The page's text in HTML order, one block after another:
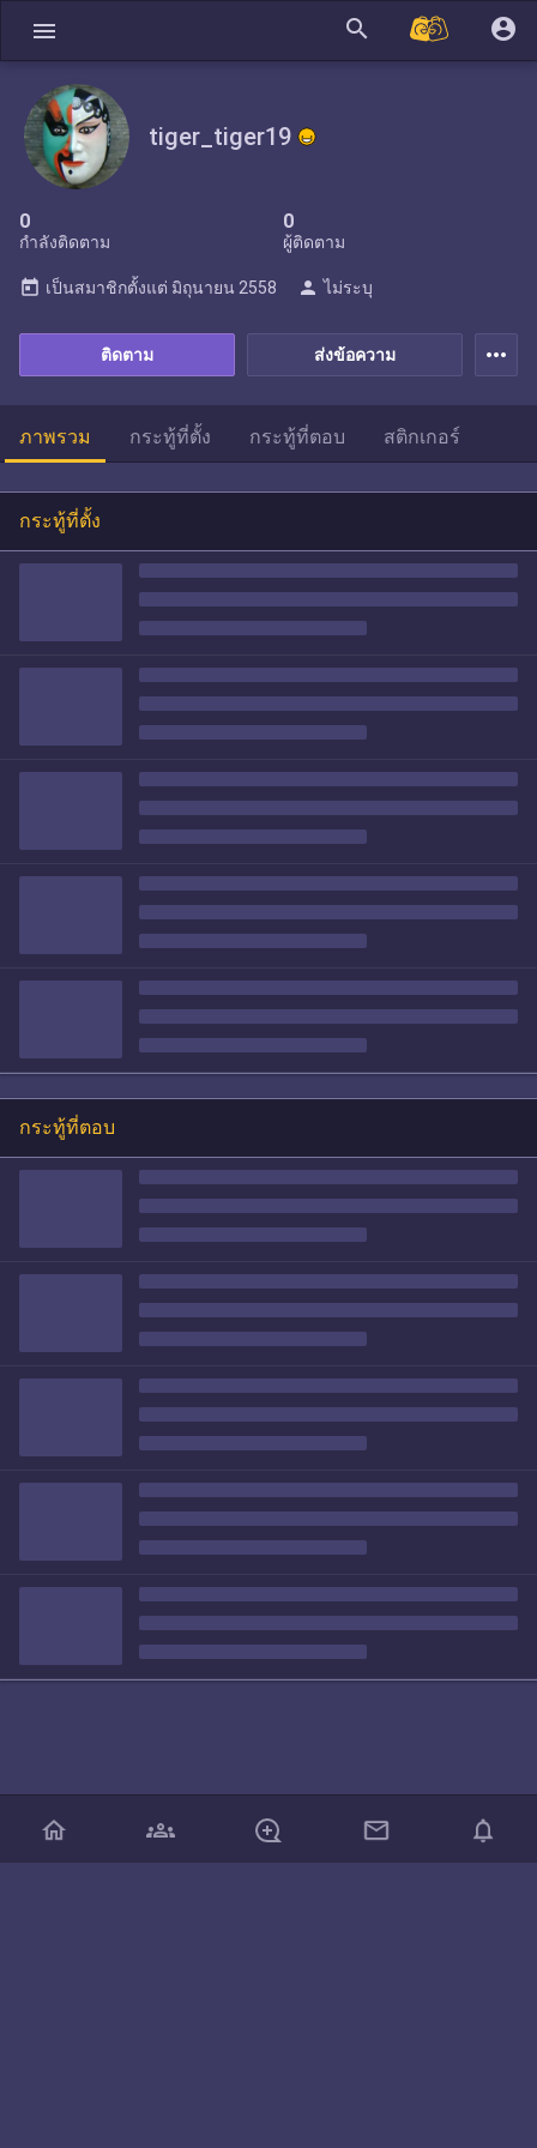
menu search account_circle
tiger_tiger19
0
กำลังติดตาม
0
ผู้ติดตาม
ส่งข้อความ
ติดตาม
today เป็นสมาชิกตั้งแต่ มิถุนายน 2558 person ไม่ระบุ
more_horiz
ภาพรวม กระทู้ที่ตั้ง กระทู้ที่ตอบ สติกเกอร์
กระทู้ที่ตั้ง
กระทู้ที่ตอบ